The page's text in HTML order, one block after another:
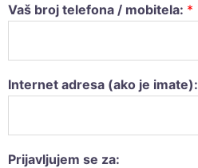
Vaš broj telefona / mobitela: *
Internet adresa (ako je imate):
Prijavljujem se za: